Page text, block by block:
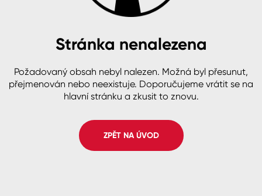
B2B +420 800 145 555Po – Pá: 8:00–15:00
Česko
Slovensko Polsko Worldwide
Beton, asfalt, minerální podklady
Plast, sklo, keramika
Stěny
Fasády
Spreje
Colorlak Pta
Stránka nenalezena
Požadovaný obsah nebyl nalezen. Možná byl přesunut,
přejmenován nebo neexistuje. Doporučujeme vrátit se na
hlavní stránku a zkusit to znovu.
ZPĚT NA ÚVOD